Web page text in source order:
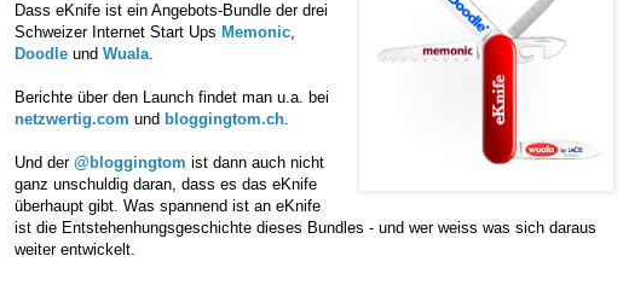
Dass eKnife ist ein Angebots-Bundle der drei
Schweizer Internet Start Ups Memonic,
Doodle und Wuala.
Berichte über den Launch findet man u.a. bei
netzwertig.com und bloggingtom.ch.
Und der @bloggingtom ist dann auch nicht
ganz unschuldig daran, dass es das eKnife
überhaupt gibt. Was spannend ist an eKnife
ist die Entstehenhungsgeschichte dieses Bundles - und wer weiss was sich daraus
weiter entwickelt.